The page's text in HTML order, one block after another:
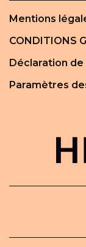
Mentions
CONDITIONS
Déclaration
Paramètres